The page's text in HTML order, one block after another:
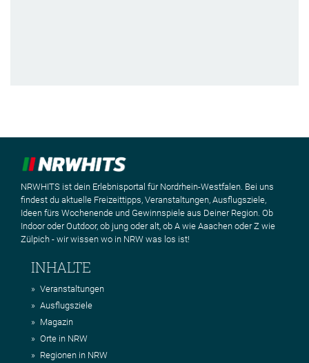
NRWHITS ist dein Erlebnisportal für Nordrhein-Westfalen. Bei uns
findest du aktuelle Freizeittipps, Veranstaltungen, Ausflugsziele,
Ideen fürs Wochenende und Gewinnspiele aus Deiner Region. Ob
Indoor oder Outdoor, ob jung oder alt, ob A wie Aaachen oder Z wie
Zülpich - wir wissen wo in NRW was los ist!
INHALTE
Veranstaltungen
Ausflugsziele
Magazin
Orte in NRW
Regionen in NRW